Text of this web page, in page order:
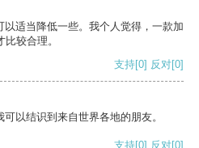
适当降低一些。我个人觉得，一款加
较合理。
支持[0] 反对[0]
以结识到来自世界各地的朋友。
支持[0] 反对[0]